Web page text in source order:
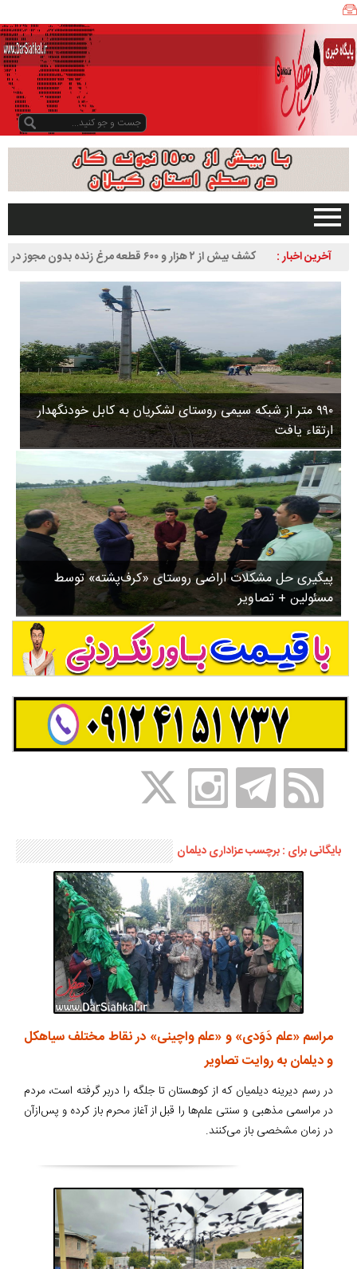
صفحه اصلی
دیلمان
روستاها
ورزشی
سیاسی
چندرسانه ای
مسیر گردشگری دیلمان
درباره ما
آخرین اخبار :
کشف بیش از ۲ هزار و ۶۰۰ قطعه مرغ زنده بدون مجوز در
سیاهکل
۹۹۰ متر از شبکه سیمی روستای لشکریان به کابل خودنگهدار
ارتقاء یافت
پیگیری حل مشکلات اراضی روستای «کرف‌پشته» توسط
مسئولین + تصاویر
ا
ه
ک
ل
ز
و
د
و
د
س
۱
۳
۵
۸
ب
ا
ز
ن
ش
س
ت
ش
د
.
بایگانی برای : برچسب عزاداری دیلمان
مراسم «علم دَوَدی» و «علم واچینی» در نقاط مختلف سیاهکل
و دیلمان به روایت تصاویر
در رسم دیرینه دیلمیان که از کوهستان تا جلگه را دربر گرفته است، مردم
در مراسمی مذهبی و سنتی علم‌ها را قبل از آغاز محرم باز کرده و پس‌ازآن
در زمان مشخصی باز می‌کنند.